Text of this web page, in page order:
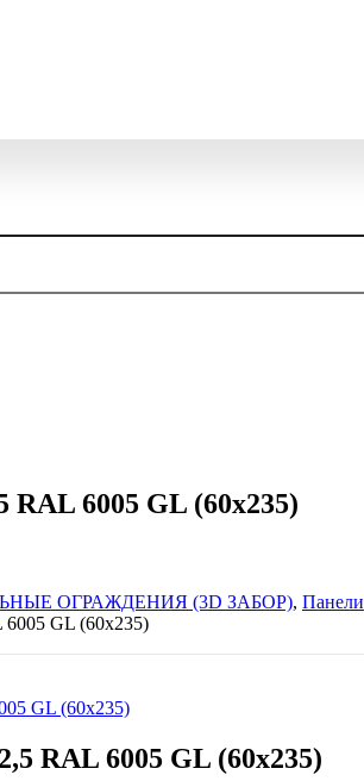
RAL 6005 GL (60х235)
ОГРАЖДЕНИЯ (3D ЗАБОР), Панели
GL (60х235)
GL (60х235)
RAL 6005 GL (60х235)